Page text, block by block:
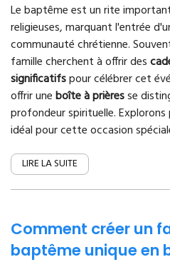
Le baptême est un rite
religieuses, marquant l'entrée
communauté chrétienne.
famille cherchent à offrir des
significatifspour célébrer cet
offrir uneboîte à prièresse
profondeur spirituelle.
idéal pour cette occasion
LIRE LA SUITE
Comment créer un
baptême unique en